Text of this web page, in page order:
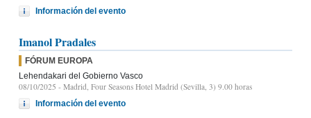
Información del evento
Imanol Pradales
FÓRUM EUROPA
Lehendakari del Gobierno Vasco
08/10/2025 - Madrid, Four Seasons Hotel Madrid (Sevilla, 3) 9.00 horas
Información del evento